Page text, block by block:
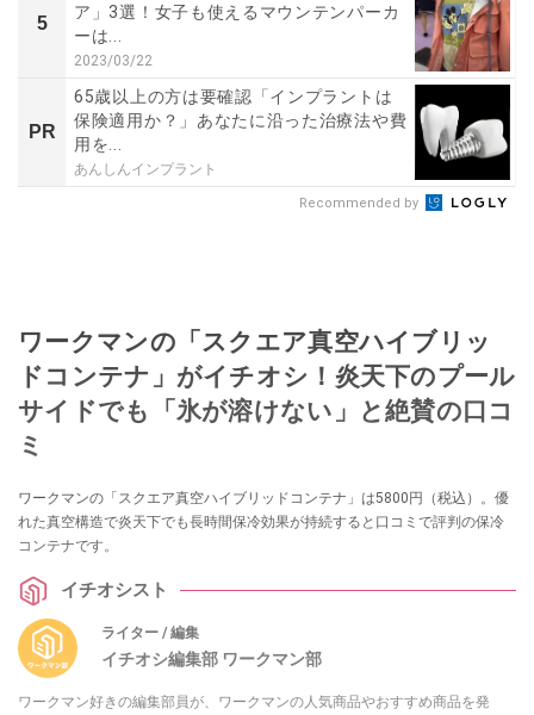
5
ア」3選！女子も使えるマウンテンパーカ
ーは...
2023/03/22
PR
65歳以上の方は要確認「インプラントは
保険適用か？」あなたに沿った治療法や費
用を...
あんしんインプラント
Recommended by
ワークマンの「スクエア真空ハイブリッ
ドコンテナ」がイチオシ！炎天下のプール
サイドでも「氷が溶けない」と絶賛の口コ
ミ
ワークマンの「スクエア真空ハイブリッドコンテナ」は5800円（税込）。優
れた真空構造で炎天下でも長時間保冷効果が持続すると口コミで評判の保冷
コンテナです。
イチオシスト
ライター / 編集
イチオシ編集部 ワークマン部
ワークマン好きの編集部員が、ワークマンの人気商品やおすすめ商品を発